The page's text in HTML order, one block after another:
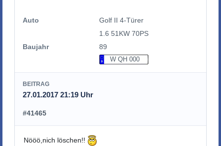
Auto
Golf II 4-Türer
1.6 51KW 70PS
Baujahr
89
W QH 000
BEITRAG
27.01.2017 21:19 Uhr
#41465
Nööö,nich löschen!!